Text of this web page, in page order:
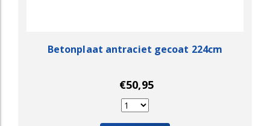
Betonplaat antraciet gecoat 224cm
€50,95